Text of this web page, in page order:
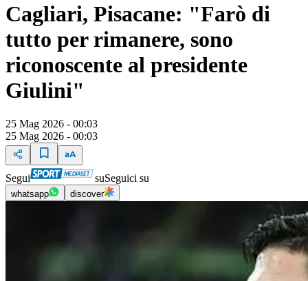
Cagliari, Pisacane: "Farò di
tutto per rimanere, sono
riconoscente al presidente
Giulini"
25 Mag 2026 - 00:03
25 Mag 2026 - 00:03
Segui suSeguici su
whatsapp discover